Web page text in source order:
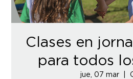
Clases en
para todos
jue, 07 mar
  |